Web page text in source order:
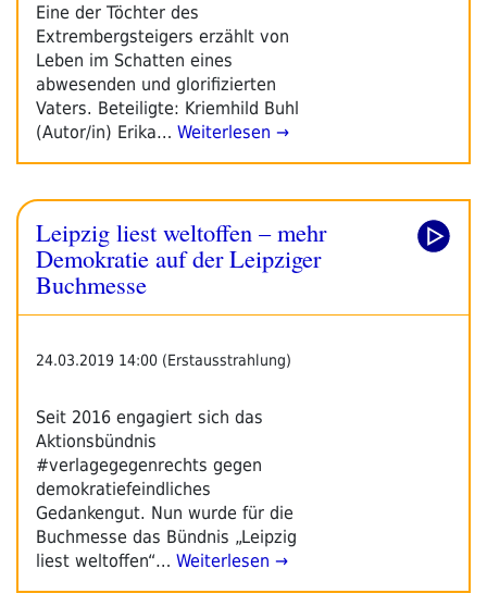
Eine der Töchter des
Extrembergsteigers erzählt von
Leben im Schatten eines
abwesenden und glorifizierten
Vaters. Beteiligte: Kriemhild Buhl
(Autor/in) Erika… Weiterlesen →
Leipzig liest weltoffen – mehr
Demokratie auf der Leipziger
Buchmesse
24.03.2019 14:00 (Erstausstrahlung)
Seit 2016 engagiert sich das
Aktionsbündnis
#verlagegegenrechts gegen
demokratiefeindliches
Gedankengut. Nun wurde für die
Buchmesse das Bündnis „Leipzig
liest weltoffen“… Weiterlesen →